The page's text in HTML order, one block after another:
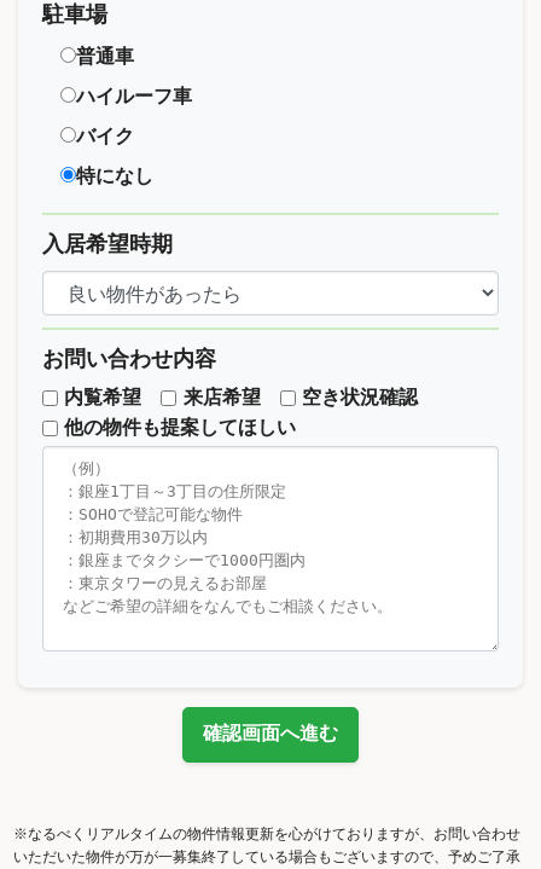
駐車場
普通車
ハイルーフ車
バイク
特になし
入居希望時期
お問い合わせ内容
内覧希望 来店希望
空き状況確認
他の物件も提案してほしい
確認画面へ進む
※なるべくリアルタイムの物件情報更新を心がけておりますが、お問い合わせ
いただいた物件が万が一募集終了している場合もございますので、予めご了承